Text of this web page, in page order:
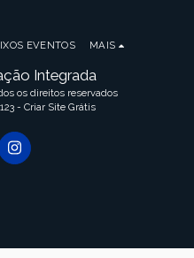
Integrada
os direitos reservados
- Criar Site Grátis
EVENTOS MAIS